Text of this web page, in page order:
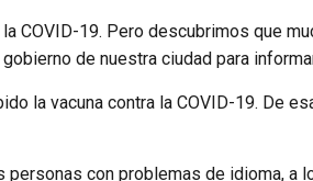
COVID-19. Pero descubrimos que
de nuestra ciudad para
la vacuna contra la COVID-19. De
con problemas de idioma, a